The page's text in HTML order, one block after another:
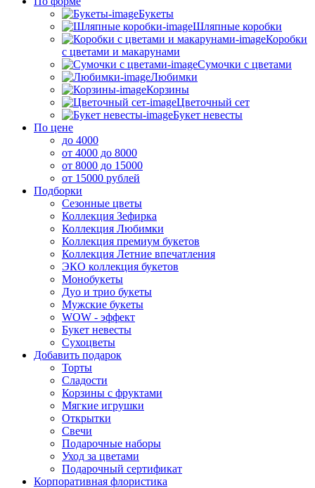
Букеты
Шляпные коробки
Коробки
с цветами и макарунами
Сумочки с цветами
Любимки
Корзины
Цветочный сет
Букет невесты
По цене
до 4000
от 4000 до 8000
от 8000 до 15000
от 15000 рублей
Подборки
Сезонные цветы
Коллекция Зефирка
Коллекция Любимки
Коллекция премиум букетов
Коллекция Летние впечатления
ЭКО коллекция букетов
Монобукеты
Дуо и трио букеты
Мужские букеты
WOW - эффект
Букет невесты
Сухоцветы
Добавить подарок
Торты
Сладости
Корзины с фруктами
Мягкие игрушки
Открытки
Свечи
Подарочные наборы
Уход за цветами
Подарочный сертификат
Корпоративная флористика